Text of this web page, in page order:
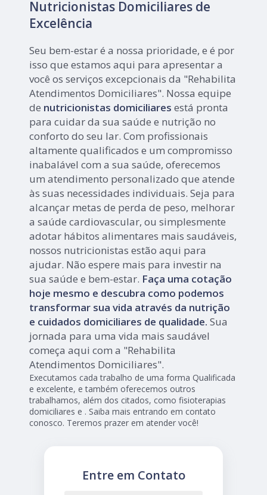
Nutricionistas Domiciliares de
Excelência
Seu bem-estar é a nossa prioridade, e é por
isso que estamos aqui para apresentar a
você os serviços excepcionais da "Rehabilita
Atendimentos Domiciliares". Nossa equipe
de nutricionistas domiciliares está pronta
para cuidar da sua saúde e nutrição no
conforto do seu lar. Com profissionais
altamente qualificados e um compromisso
inabalável com a sua saúde, oferecemos
um atendimento personalizado que atende
às suas necessidades individuais. Seja para
alcançar metas de perda de peso, melhorar
a saúde cardiovascular, ou simplesmente
adotar hábitos alimentares mais saudáveis,
nossos nutricionistas estão aqui para
ajudar. Não espere mais para investir na
sua saúde e bem-estar. Faça uma cotação
hoje mesmo e descubra como podemos
transformar sua vida através da nutrição
e cuidados domiciliares de qualidade. Sua
jornada para uma vida mais saudável
começa aqui com a "Rehabilita
Atendimentos Domiciliares".
Executamos cada trabalho de uma forma Qualificada
e excelente, e também oferecemos outros
trabalhamos, além dos citados, como fisioterapias
domiciliares e . Saiba mais entrando em contato
conosco. Teremos prazer em atender você!
Entre em Contato